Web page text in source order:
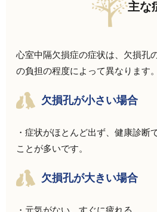
主な
心室中隔欠損症の症状は、欠損孔
の負担の程度によって異なります。
欠損孔が小さい場合
・症状がほとんど出ず、健康診断
ことが多いです。
欠損孔が大きい場合